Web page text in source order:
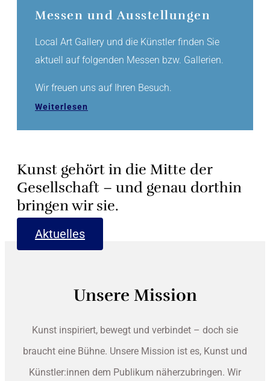
Messen und Ausstellungen
Local Art Gallery und die Künstler finden Sie
aktuell auf folgenden Messen bzw. Gallerien.
Wir freuen uns auf Ihren Besuch.
Weiterlesen
Kunst gehört in die Mitte der
Gesellschaft – und genau dorthin
bringen wir sie.
Aktuelles
Unsere Mission
Kunst inspiriert, bewegt und verbindet – doch sie
braucht eine Bühne. Unsere Mission ist es, Kunst und
Künstler:innen dem Publikum näherzubringen. Wir